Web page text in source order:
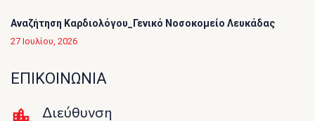
Αναζήτηση Καρδιολόγου_Γενικό Νοσοκομείο Λευκάδας
27 Ιουλίου, 2026
ΕΠΙΚΟΙΝΩΝΙΑ
Διεύθυνση